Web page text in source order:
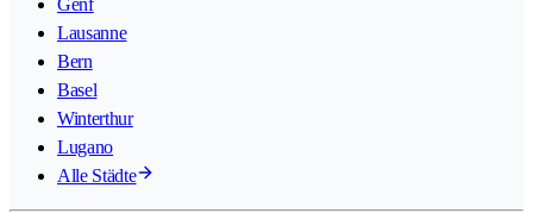
Lausanne
Bern
Basel
Winterthur
Lugano
Alle Städte